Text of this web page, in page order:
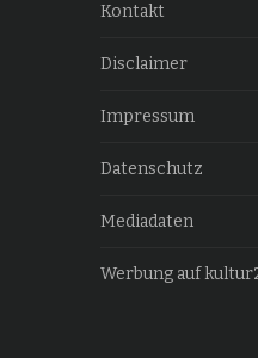
Kontakt
Disclaimer
Impressum
Datenschutz
Mediadaten
Werbung auf